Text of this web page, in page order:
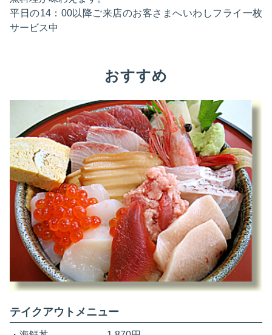
平日の14：00以降ご来店のお客さまへいわしフライ一枚
サービス中
おすすめ
テイクアウトメニュー